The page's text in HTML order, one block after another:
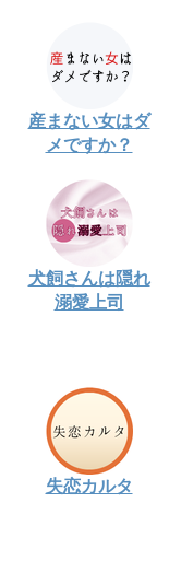
産まない女はダ
メですか？
犬飼さんは隠れ
溺愛上司
失恋カルタ